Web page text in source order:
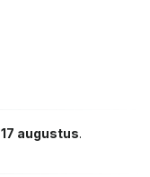
17 augustus.